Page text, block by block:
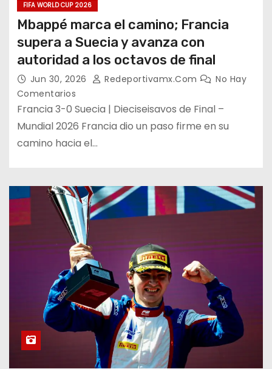
FIFA WORLD CUP 2026
Mbappé marca el camino; Francia
supera a Suecia y avanza con
autoridad a los octavos de final
Jun 30, 2026 Redeportivamx.com
No Hay
Comentarios
Francia 3-0 Suecia | Dieciseisavos de Final –
Mundial 2026 Francia dio un paso firme en su
camino hacia el…